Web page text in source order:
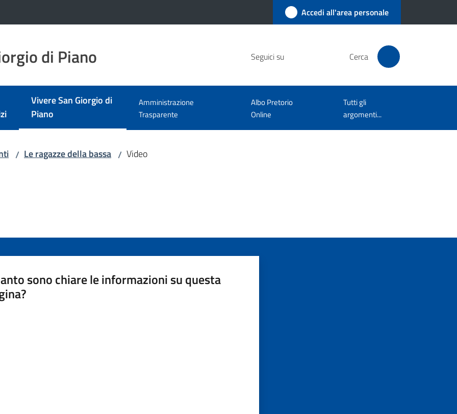
Accedi all'area personale
di Piano Seguici su Cerca
Vivere San Giorgio di
Piano
Menu selezionato
Amministrazione
Trasparente
Albo Pretorio
Online
Tutti gli
argomenti...
/ Le ragazze della bassa / Video
sono chiare le informazioni su questa